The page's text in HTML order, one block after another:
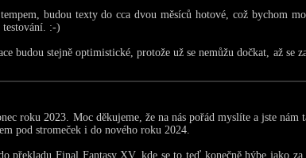
budou texty do cca dvou měsíců hotové, což bychom
testování. :-)
budou stejně optimistické, protože už se nemůžu dočkat, až se
roku 2023. Moc děkujeme, že na nás pořád myslíte a jste
pod stromeček i do nového roku 2024.
překladu Final Fantasy XV, kde se to teď konečně hýbe jako